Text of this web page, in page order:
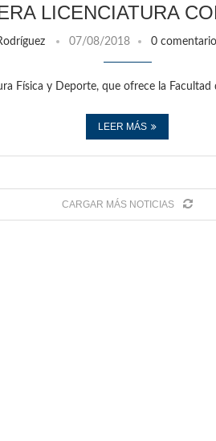
LICENCIATURA
07/08/2018 0
Física y Deporte, que ofrece la Facultad
LEER MÁS
CARGAR MÁS NOTICIAS